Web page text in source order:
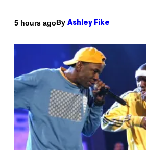
5 hours agoBy Ashley Fike